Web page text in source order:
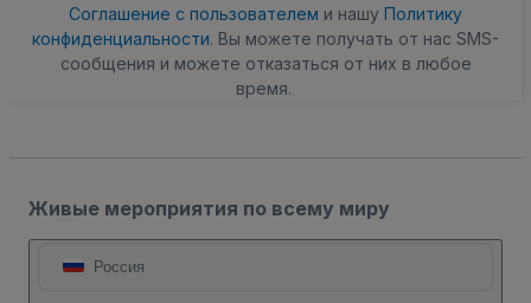
Соглашение с пользователем и нашу Политику
конфиденциальности. Вы можете получать от нас SMS-
сообщения и можете отказаться от них в любое
время.
Живые мероприятия по всему миру
Россия